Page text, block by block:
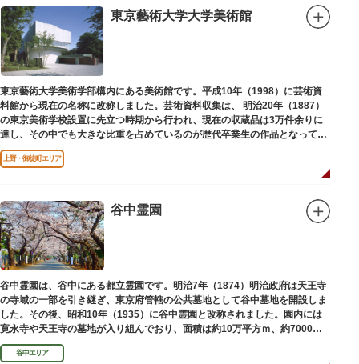
東京藝術大学大学美術館
東京藝術大学美術学部構内にある美術館です。平成10年（1998）に芸術資
料館から現在の名称に改称しました。芸術資料収集は、 明治20年（1887）
の東京美術学校設置に先立つ時期から行われ、現在の収蔵品は3万件余りに
達し、その中でも大きな比重を占めているのが歴代卒業生の作品となってい
ます。
上野・御徒町エリア
谷中霊園
谷中霊園は、谷中にある都立霊園です。明治7年（1874）明治政府は天王寺
の寺域の一部を引き継ぎ、東京府管轄の公共墓地として谷中墓地を開設しま
した。その後、昭和10年（1935）に谷中霊園と改称されました。園内には
寛永寺や天王寺の墓地が入り組んでおり、面積は約10万平方ｍ、約7000基
の墓が並んでいます。園内を通る「さくら通り」は桜の名所となっていま
す。谷中エリア